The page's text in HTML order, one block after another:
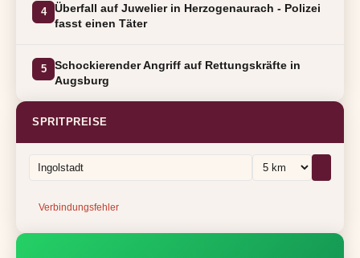
4
Überfall auf Juwelier in Herzogenaurach - Polizei
fasst einen Täter
5
Schockierender Angriff auf Rettungskräfte in
Augsburg
SPRITPREISE
Verbindungsfehler